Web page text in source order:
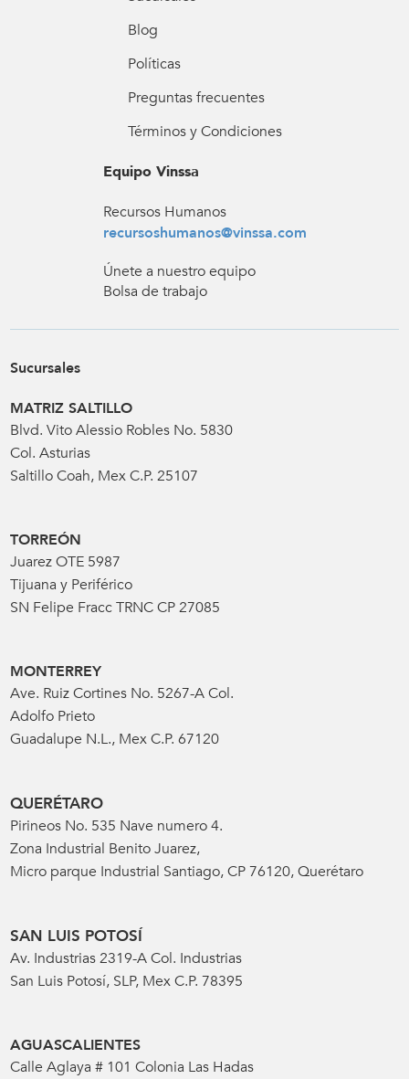
Blog
Políticas
Preguntas frecuentes
Términos y Condiciones
Equipo Vinssa
Recursos Humanos
recursoshumanos@vinssa.com
Únete a nuestro equipo
Bolsa de trabajo
Sucursales
MATRIZ SALTILLO
Blvd. Vito Alessio Robles No. 5830
Col. Asturias
Saltillo Coah, Mex C.P. 25107
TORREÓN
Juarez OTE 5987
Tijuana y Periférico
SN Felipe Fracc TRNC CP 27085
MONTERREY
Ave. Ruiz Cortines No. 5267-A Col.
Adolfo Prieto
Guadalupe N.L., Mex C.P. 67120
QUERÉTARO
Pirineos No. 535 Nave numero 4.
Zona Industrial Benito Juarez,
Micro parque Industrial Santiago, CP 76120, Querétaro
SAN LUIS POTOSÍ
Av. Industrias 2319-A Col. Industrias
San Luis Potosí, SLP, Mex C.P. 78395
AGUASCALIENTES
Calle Aglaya # 101 Colonia Las Hadas